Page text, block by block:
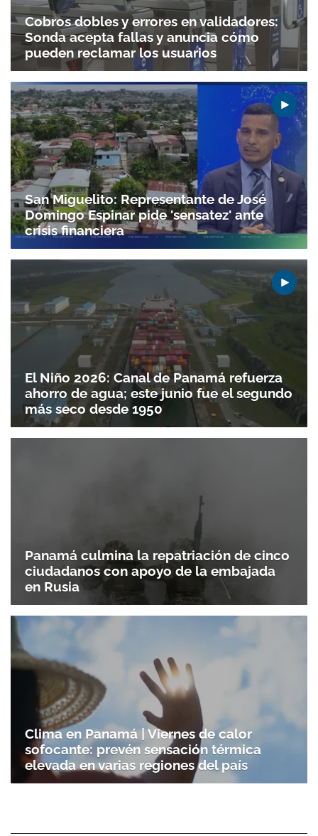
Cobros dobles y errores en validadores:
Sonda acepta fallas y anuncia cómo
pueden reclamar los usuarios
San Miguelito: Representante de José
Domingo Espinar pide 'sensatez' ante
crisis financiera
El Niño 2026: Canal de Panamá refuerza
ahorro de agua; este junio fue el segundo
más seco desde 1950
Panamá culmina la repatriación de cinco
ciudadanos con apoyo de la embajada
en Rusia
Clima en Panamá | Viernes de calor
sofocante: prevén sensación térmica
elevada en varias regiones del país